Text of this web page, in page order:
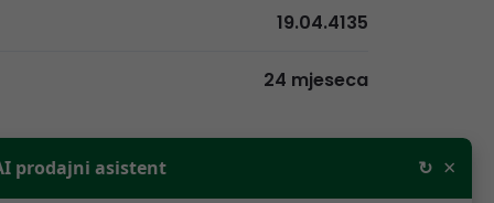
19.04.4135
24 mjeseca
prodajni asistent ↻ ×